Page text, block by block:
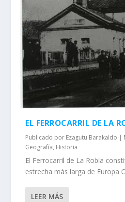
EL FERROCARRIL DE LA
Publicado por Ezagutu Barakaldo |
Geografí­a, Historia
El Ferrocarril de La Robla
estrecha más larga de Europa
LEER MÁS